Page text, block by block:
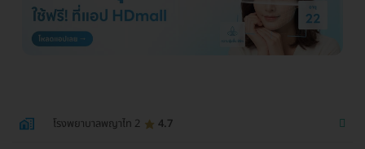
โรงพยาบาลพญาไท 2 4.7